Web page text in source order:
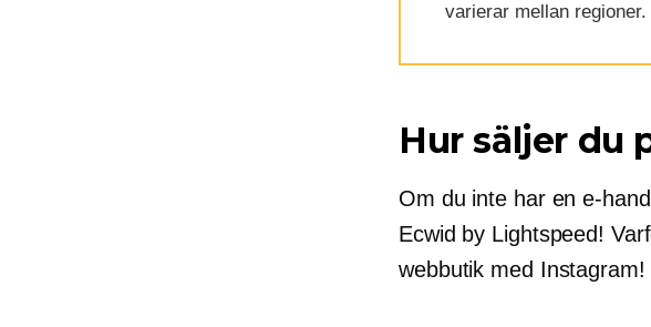
varierar mellan
Hur säljer du
Om du inte har en e-
Ecwid by Lightspeed!
webbutik med Instagram!